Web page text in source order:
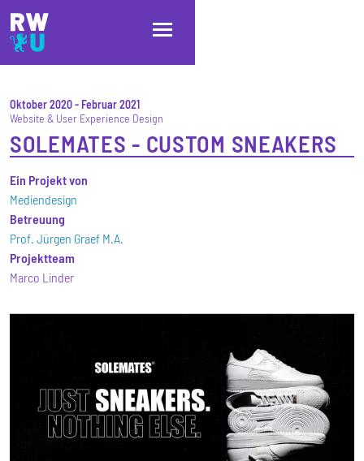
Direkt zum Inhalt
Direkt zur Hauptnavigation
Direkt zum Fußbereich
Oktober 2020- Februar 2021
Website & User Experience Design
SOLEMATES - CUSTOM SNEAKERS
Ein Projekt von
Mediendesign
Betreuung
Prof. Jürgen Graef M.A.
Projektteam
Marco Linder